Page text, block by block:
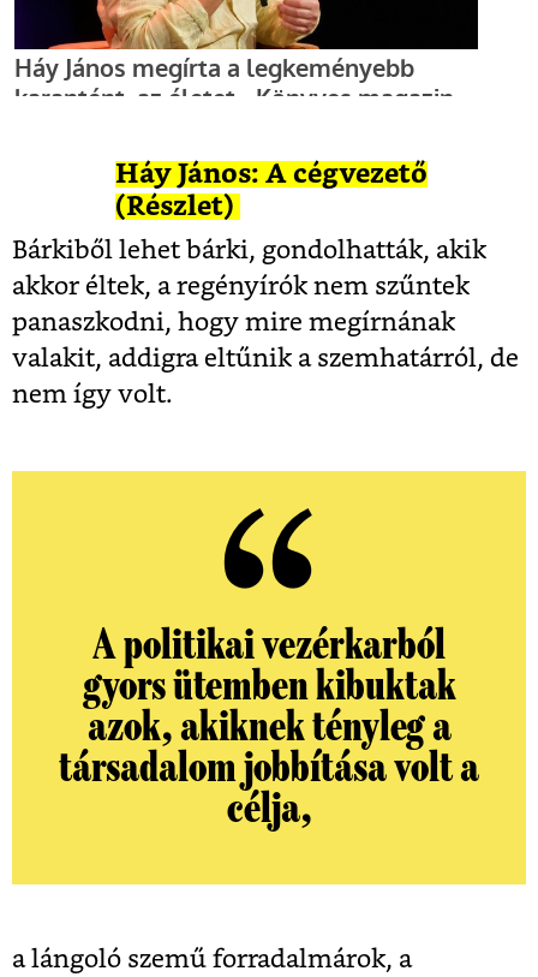
Háy János: A cégvezető
(Részlet)
Bárkiből lehet bárki, gondolhatták, akik
akkor éltek, a regényírók nem szűntek
panaszkodni, hogy mire megírnának
valakit, addigra eltűnik a szemhatárról, de
nem így volt.
A politikai vezérkarból
gyors ütemben kibuktak
azok, akiknek tényleg a
társadalom jobbítása volt a
célja,
a lángoló szemű forradalmárok, a